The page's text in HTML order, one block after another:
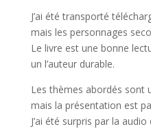
J’ai été transporté
mais les personnages
Le livre est une bonne
un l’auteur durable.
Les thèmes abordés sont
mais la présentation est
J’ai été surpris par la